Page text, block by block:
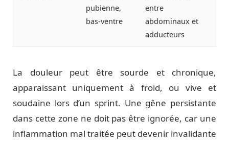
pubienne,
bas-ventre
entre
abdominaux et
adducteurs
La douleur peut être sourde et chronique,
apparaissant uniquement à froid, ou vive et
soudaine lors d’un sprint. Une gêne persistante
dans cette zone ne doit pas être ignorée, car une
inflammation mal traitée peut devenir invalidante